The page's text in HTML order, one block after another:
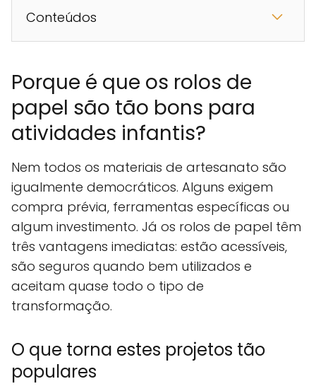
Conteúdos
Porque é que os rolos de
papel são tão bons para
atividades infantis?
Nem todos os materiais de artesanato são
igualmente democráticos. Alguns exigem
compra prévia, ferramentas específicas ou
algum investimento. Já os rolos de papel têm
três vantagens imediatas: estão acessíveis,
são seguros quando bem utilizados e
aceitam quase todo o tipo de
transformação.
O que torna estes projetos tão
populares